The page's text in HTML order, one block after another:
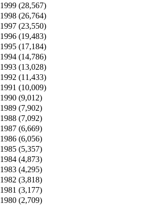
1999 (28,567)
1998 (26,764)
1997 (23,550)
1996 (19,483)
1995 (17,184)
1994 (14,786)
1993 (13,028)
1992 (11,433)
1991 (10,009)
1990 (9,012)
1989 (7,902)
1988 (7,092)
1987 (6,669)
1986 (6,056)
1985 (5,357)
1984 (4,873)
1983 (4,295)
1982 (3,818)
1981 (3,177)
1980 (2,709)